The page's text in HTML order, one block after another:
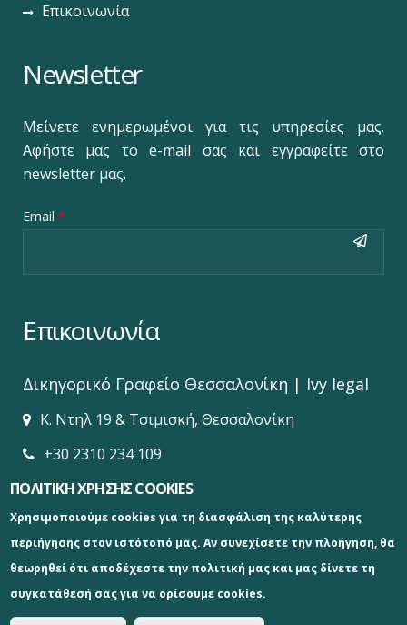
Επικοινωνία
Newsletter
Μείνετε ενημερωμένοι για τις υπηρεσίες μας.
Αφήστε μας το e-mail σας και εγγραφείτε στο
newsletter μας.
Email *
Επικοινωνία
Δικηγορικό Γραφείο‎ Θεσσαλονίκη | Ivy legal
Κ. Ντηλ 19 & Τσιμισκή, Θεσσαλονίκη
+30 2310 234 109
info@ivylegal.gr
www.ivylegal.gr
ΠΟΛΙΤΙΚΗ ΧΡΗΣΗΣ COOKIES
Χρησιμοποιούμε cookies για τη διασφάλιση της καλύτερης
περιήγησης στον ιστότοπό μας. Αν συνεχίσετε την πλοήγηση, θα
θεωρηθεί ότι αποδέχεστε την πολιτική μας και μας δίνετε τη
συγκατάθεσή σας για να ορίσουμε cookies.